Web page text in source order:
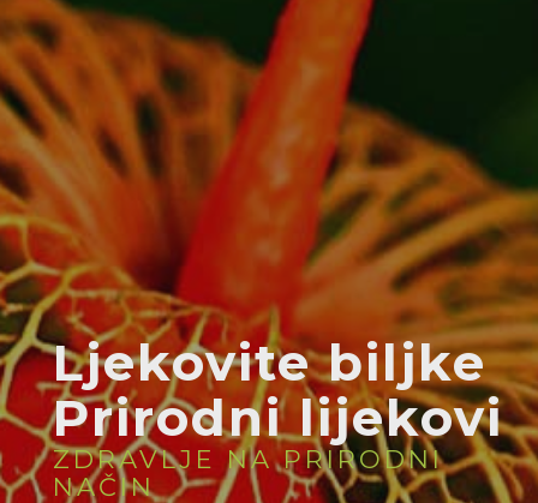
Ljekovite biljke
Prirodni lijekovi
ZDRAVLJE NA PRIRODNI
NAČIN